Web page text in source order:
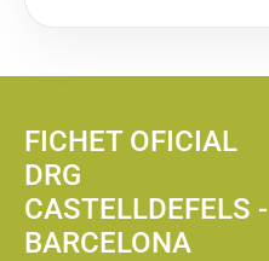
FICHET OFICIAL
DRG
CASTELLDEFELS -
BARCELONA